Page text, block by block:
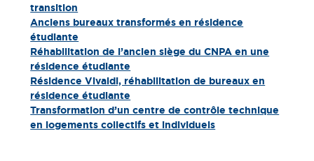
transition
Anciens bureaux transformés en résidence
étudiante
Réhabilitation de l’ancien siège du CNPA en une
résidence étudiante
Résidence Vivaldi, réhabilitation de bureaux en
résidence étudiante
Transformation d’un centre de contrôle technique
en logements collectifs et individuels